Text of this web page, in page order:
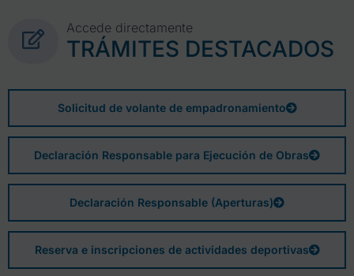
Accede directamente
TRÁMITES DESTACADOS
Solicitud de volante de empadronamiento
Declaración Responsable para Ejecución de Obras
Declaración Responsable (Aperturas)
Reserva e inscripciones de actividades deportivas